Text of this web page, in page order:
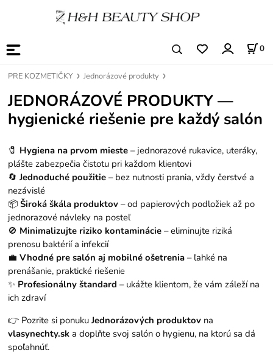
0
PRE KOZMETIČKY Jednorázové produkty
JEDNORÁZOVÉ PRODUKTY —
hygienické riešenie pre každý salón
🧷 Hygiena na prvom mieste – jednorazové rukavice, uteráky,
plášte zabezpečia čistotu pri každom klientovi
🔄Jednoduché použitie – bez nutnosti prania, vždy čerstvé a
nezávislé
📦Široká škála produktov – od papierových podložiek až po
jednorazové návleky na posteľ
🚫 Minimalizujte riziko kontaminácie – eliminujte riziká
prenosu baktérií a infekcií
💼Vhodné pre salón aj mobilné ošetrenia – ľahké na
prenášanie, praktické riešenie
✨ Profesionálny štandard – ukážte klientom, že vám záleží na
ich zdraví
👉 Pozrite si ponukuJednorázových produktov na
vlasynechty.sk a doplňte svoj salón o hygienu, na ktorú sa dá
spoľahnúť.